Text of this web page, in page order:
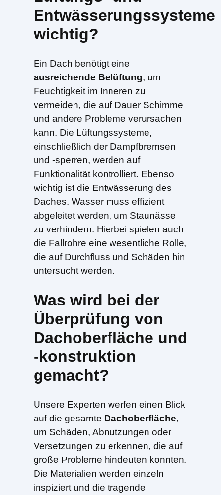
Entwässerungssysteme
wichtig?
Ein Dach benötigt eine
ausreichende Belüftung, um
Feuchtigkeit im Inneren zu
vermeiden, die auf Dauer Schimmel
und andere Probleme verursachen
kann. Die Lüftungssysteme,
einschließlich der Dampfbremsen
und -sperren, werden auf
Funktionalität kontrolliert. Ebenso
wichtig ist die Entwässerung des
Daches. Wasser muss effizient
abgeleitet werden, um Staunässe
zu verhindern. Hierbei spielen auch
die Fallrohre eine wesentliche Rolle,
die auf Durchfluss und Schäden hin
untersucht werden.
Was wird bei der
Überprüfung von
Dachoberfläche und
-konstruktion
gemacht?
Unsere Experten werfen einen Blick
auf die gesamte Dachoberfläche,
um Schäden, Abnutzungen oder
Versetzungen zu erkennen, die auf
große Probleme hindeuten könnten.
Die Materialien werden einzeln
inspiziert und die tragende